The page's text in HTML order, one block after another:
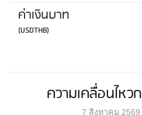
ค่าเงินบาท
(USDTHB)
ความเคลื่อนไห
7 สิงหาคม 2569